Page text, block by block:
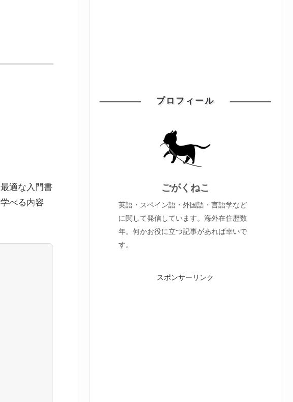
適な入門書
べる内容
プロフィール
ごがくねこ
英語・スペイン語・外国語・言語学など
に関して発信しています。海外在住歴数
年。何かお役に立つ記事があれば幸いで
す。
スポンサーリンク